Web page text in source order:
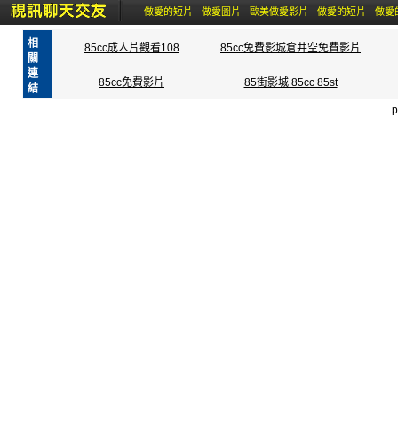
做愛的短片 做愛圖片 歐美做愛影片 做愛的短片 做愛
相
關
連
結
85cc成人片觀看108 85cc免費影城倉井空免費影片
85cc免費影片 85街影城 85cc 85st